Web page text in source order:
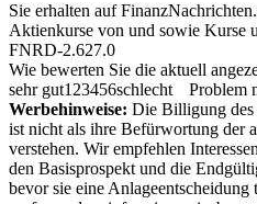
Sie erhalten auf
Aktienkurse von und sowie Kurse
FNRD-2.627.0
Wie bewerten Sie die aktuell
sehr gut1 23456schlecht
Problem
Werbehinweise: Die Billigung des
ist nicht als ihre Befürwortung der
verstehen. Wir empfehlen
den Basisprospekt und die
bevor sie eine